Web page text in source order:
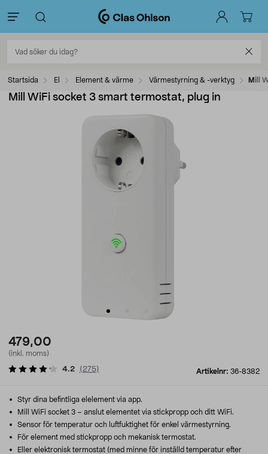
Startsida El Element & värme Värmestyrning & -verktyg Mill
Mill WiFi socket 3 smart termostat, plug in
479,00
(inkl. moms)
Artikelnr: 36-8382
4.2 ( 275)
Styr dina befintliga elelement via app.
Mill WiFi socket 3 – anslut elementet via stickpropp och ditt WiFi.
Sensor för temperatur och luftfuktighet för enkel värmestyrning.
För element med stickpropp och mekanisk termostat.
Eller elektronisk termostat (med minne för inställd temperatur efter